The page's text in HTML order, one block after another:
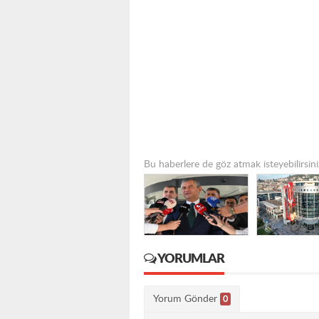
Bu haberlere de göz atmak
YORUMLAR
Yorum Gönder 0